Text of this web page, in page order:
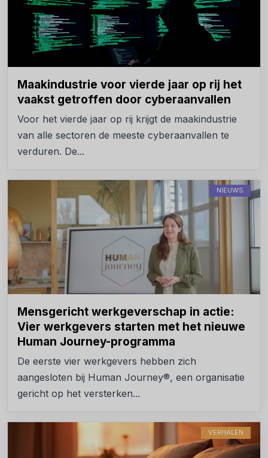
Maakindustrie voor vierde jaar op rij het
vaakst getroffen door cyberaanvallen
Voor het vierde jaar op rij krijgt de maakindustrie
van alle sectoren de meeste cyberaanvallen te
verduren. De...
NIEUWS
Mensgericht werkgeverschap in actie:
Vier werkgevers starten met het nieuwe
Human Journey-programma
De eerste vier werkgevers hebben zich
aangesloten bij Human Journey®, een organisatie
gericht op het versterken...
VERHALEN